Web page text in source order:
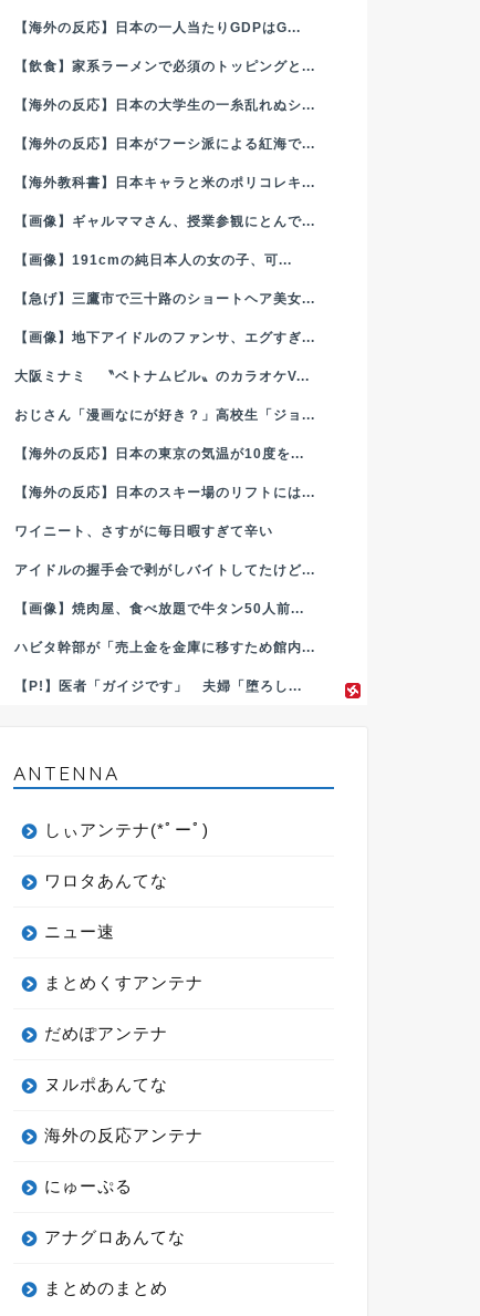
【海外の反応】日本の一人当たりGDPはG...
【飲食】家系ラーメンで必須のトッピングと...
【海外の反応】日本の大学生の一糸乱れぬシ...
【海外の反応】日本がフーシ派による紅海で...
【海外教科書】日本キャラと米のポリコレキ...
【画像】ギャルママさん、授業参観にとんで...
【画像】191cmの純日本人の女の子、可...
【急げ】三鷹市で三十路のショートヘア美女...
【画像】地下アイドルのファンサ、エグすぎ...
大阪ミナミ 〝ベトナムビル〟のカラオケV...
おじさん「漫画なにが好き？」高校生「ジョ...
【海外の反応】日本の東京の気温が10度を...
【海外の反応】日本のスキー場のリフトには...
ワイニート、さすがに毎日暇すぎて辛い
アイドルの握手会で剥がしバイトしてたけど...
【画像】焼肉屋、食べ放題で牛タン50人前...
ハビタ幹部が「売上金を金庫に移すため館内...
【P!】医者「ガイジです」 夫婦「堕ろし...
ANTENNA
しぃアンテナ(*ﾟーﾟ)
ワロタあんてな
ニュー速
まとめくすアンテナ
だめぽアンテナ
ヌルポあんてな
海外の反応アンテナ
にゅーぷる
アナグロあんてな
まとめのまとめ